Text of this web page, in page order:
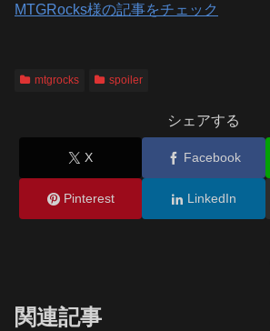
MTGRocks様の記事をチェック
mtgrocks spoiler
シェアする
X Facebook
Pinterest LinkedIn
関連記事